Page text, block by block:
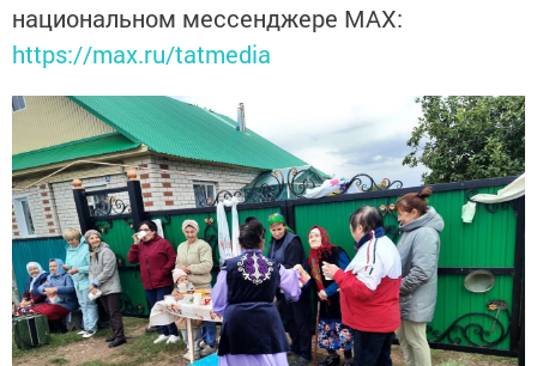
национальном мессенджере MАХ:
https://max.ru/tatmedia